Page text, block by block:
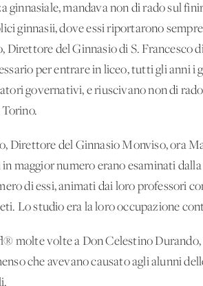
ginnasiale, mandava non di rado sul
ginnasii, dove essi riportarono
Direttore del Ginnasio di S. Francesco
per entrare in liceo, tutti gli anni
governativi, e riuscivano non di
Direttore del Ginnasio Monviso, ora
maggior numero erano esaminati
di essi, animati dai loro professori
Lo studio era la loro occupazione
molte volte a Don Celestino
che avevano causato agli alunni